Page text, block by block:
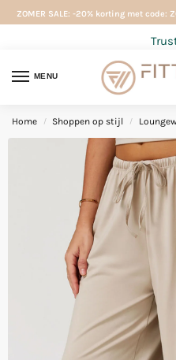
ZOMER SALE: -20% korting met code:
MENU
Home / Shoppen op stijl /